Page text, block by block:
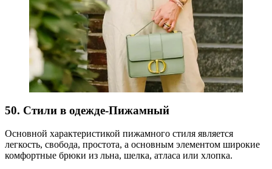
50. Стили в одежде-Пижамный
Основной характеристикой пижамного стиля является
легкость, свобода, простота, а основным элементом широкие
комфортные брюки из льна, шелка, атласа или хлопка.